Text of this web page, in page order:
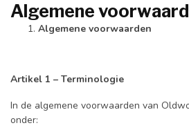
Algemene
Algemene voorwaarden
Artikel 1 – Terminologie
In de algemene voorwaarden van
onder: